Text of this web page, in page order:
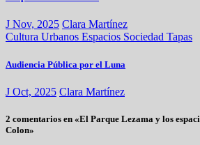
J Nov, 2025 Clara Martínez
Cultura Urbanos Espacios Sociedad Tapas
Audiencia Pública por el Luna
J Oct, 2025 Clara Martínez
2 comentarios en «El Parque Lezama y los
Colon»